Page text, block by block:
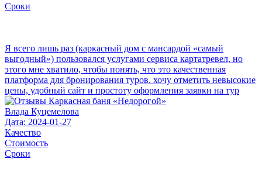
Сроки
Я всего лишь раз (каркасный дом с мансардой «самый
выгодный») пользовался услугами сервиса картатревел, но
этого мне хватило, чтобы понять, что это качественная
платформа для бронирования туров. хочу отметить невысокие
цены, удобный сайт и простоту оформления заявки на тур
Влада Куцемелова
Дата: 2024-01-27
Качество
Стоимость
Сроки